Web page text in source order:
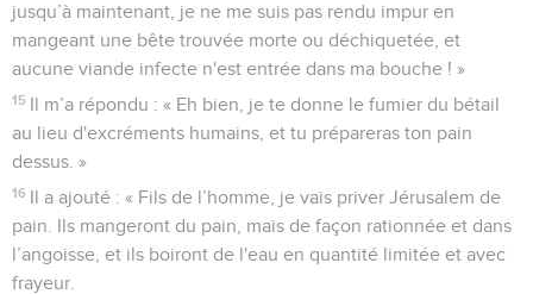
jusqu’à maintenant, je ne me suis pas rendu impur en
mangeant une bête trouvée morte ou déchiquetée, et
aucune viande infecte n'est entrée dans ma bouche ! »
15 Il m’a répondu : « Eh bien, je te donne le fumier du bétail
au lieu d'excréments humains, et tu prépareras ton pain
dessus. »
16 Il a ajouté : « Fils de l’homme, je vais priver Jérusalem de
pain. Ils mangeront du pain, mais de façon rationnée et dans
l’angoisse, et ils boiront de l'eau en quantité limitée et avec
frayeur.